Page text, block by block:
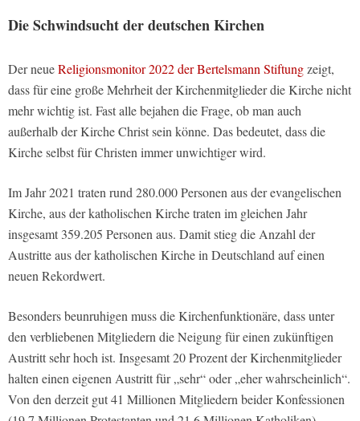
Die Schwindsucht der deutschen Kirchen
Der neueReligionsmonitor 2022 der Bertelsmann Stiftungzeigt,
dass für eine große Mehrheit der Kirchenmitglieder die Kirche nicht
mehr wichtig ist. Fast alle bejahen die Frage, ob man auch
außerhalb der Kirche Christ sein könne. Das bedeutet, dass die
Kirche selbst für Christen immer unwichtiger wird.
Im Jahr 2021 traten rund 280.000 Personen aus der evangelischen
Kirche, aus der katholischen Kirche traten im gleichen Jahr
insgesamt 359.205 Personen aus. Damit stieg die Anzahl der
Austritte aus der katholischen Kirche in Deutschland auf einen
neuen Rekordwert.
Besonders beunruhigen muss die Kirchenfunktionäre, dass unter
den verbliebenen Mitgliedern die Neigung für einen zukünftigen
Austritt sehr hoch ist. Insgesamt 20 Prozent der Kirchenmitglieder
halten einen eigenen Austritt für „sehr“ oder „eher wahrscheinlich“.
Von den derzeit gut 41 Millionen Mitgliedern beider Konfessionen